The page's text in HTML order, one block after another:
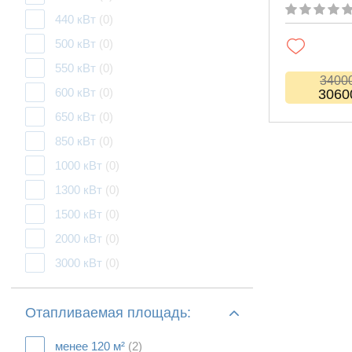
440 кВт (0)
500 кВт (0)
550 кВт (0)
600 кВт (0)
650 кВт (0)
850 кВт (0)
1000 кВт (0)
1300 кВт (0)
1500 кВт (0)
2000 кВт (0)
3000 кВт (0)
Отапливаемая площадь:
менее 120 м² (2)